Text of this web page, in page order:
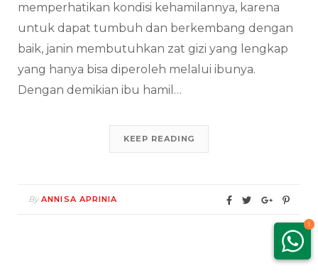
1
memperhatikan kondisi kehamilannya, karena
untuk dapat tumbuh dan berkembang dengan
baik, janin membutuhkan zat gizi yang lengkap
yang hanya bisa diperoleh melalui ibunya.
Dengan demikian ibu hamil…
KEEP READING
By ANNISA APRINIA